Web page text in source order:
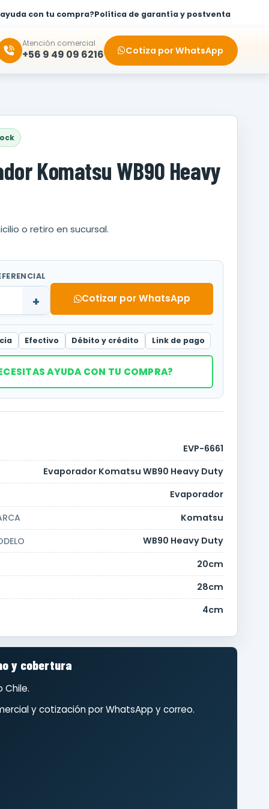
con tu compra?Política de garantía y postventa
Atención comercial
+56 9 49 09 6216 Cotiza por WhatsApp
Komatsu WB90 Heavy
o retiro en sucursal.
+ Cotizar por WhatsApp
Efectivo Débito y crédito Link de pago
AYUDA CON TU COMPRA?
EVP-6661
Evaporador Komatsu WB90 Heavy Duty
Evaporador
Komatsu
WB90 Heavy Duty
20cm
28cm
4cm
y cobertura
Chile.
y cotización por WhatsApp y correo.